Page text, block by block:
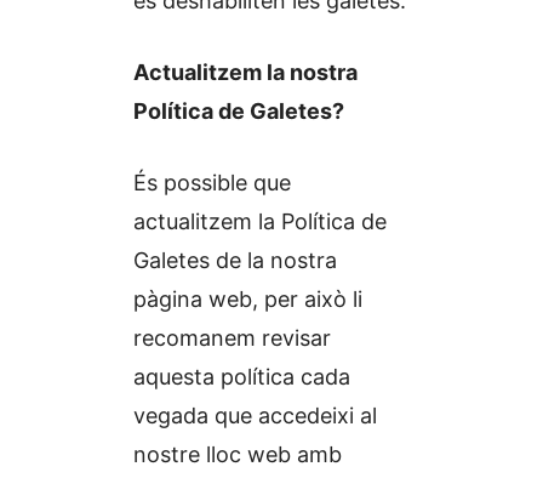
Actualitzem la nostra
Política de Galetes?
És possible que
actualitzem la Política de
Galetes de la nostra
pàgina web, per això li
recomanem revisar
aquesta política cada
vegada que accedeixi al
nostre lloc web amb